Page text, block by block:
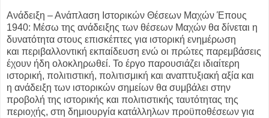
Ανάδειξη – Ανάπλαση Ιστορικών Θέσεων Μαχών Έπους
1940: Μέσω της ανάδειξης των θέσεων Μαχών θα δίνεται η
δυνατότητα στους επισκέπτες για ιστορική ενημέρωση
και περιβαλλοντική εκπαίδευση ενώ οι πρώτες παρεμβάσεις
έχουν ήδη ολοκληρωθεί. Το έργο παρουσιάζει ιδιαίτερη
ιστορική, πολιτιστική, πολιτισμική και αναπτυξιακή αξία και
η ανάδειξη των ιστορικών σημείων θα συμβάλει στην
προβολή της ιστορικής και πολιτιστικής ταυτότητας της
περιοχής, στη δημιουργία κατάλληλων προϋποθέσεων για